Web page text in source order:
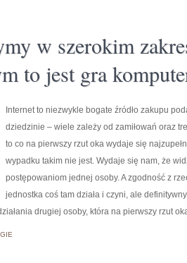
w szerokim
to jest gra
Internet to niezwykle bogate źródło zakupu
dziedzinie – wiele zależy od zamiłowań oraz
to co na pierwszy rzut oka wydaje się
wypadku takim nie jest. Wydaje się nam, że
postępowaniom jednej osoby. A zgodność z
jednostka coś tam działa i czyni, ale
drugiej osoby, która na pierwszy rzut